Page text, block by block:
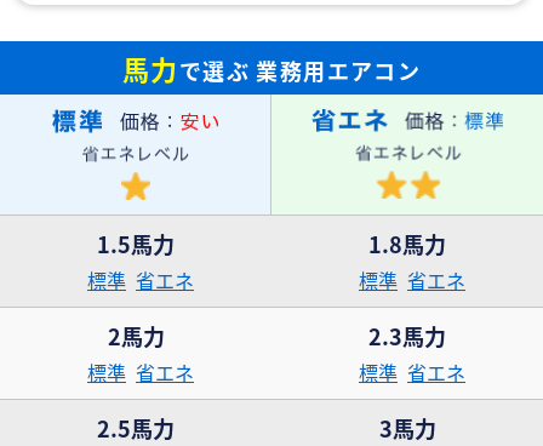
馬力で選ぶ 業務用エアコン
1.5馬力
標準 省エネ
1.8馬力
標準 省エネ
2馬力
標準 省エネ
2.3馬力
標準 省エネ
2.5馬力 3馬力